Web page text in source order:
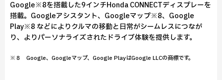
Google※8を搭載した9インチHonda CONNECTディスプレーを
搭載。Googleアシスタント、Googleマップ※8、Google
Play※8 などによりクルマの移動と日常がシームレスにつなが
り、よりパーソナライズされたドライブ体験を提供します。
※８ Google、Googleマップ、Google PlayはGoogle LLCの商標です。